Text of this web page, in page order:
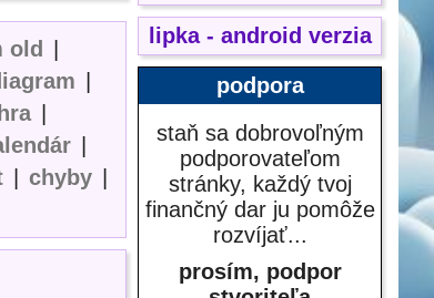
old
chyby
lipka - android verzia
podpora
staň sa dobrovoľným
podporovateľom
stránky, každý tvoj
finančný dar ju pomôže
rozvíjať...
prosím, podpor